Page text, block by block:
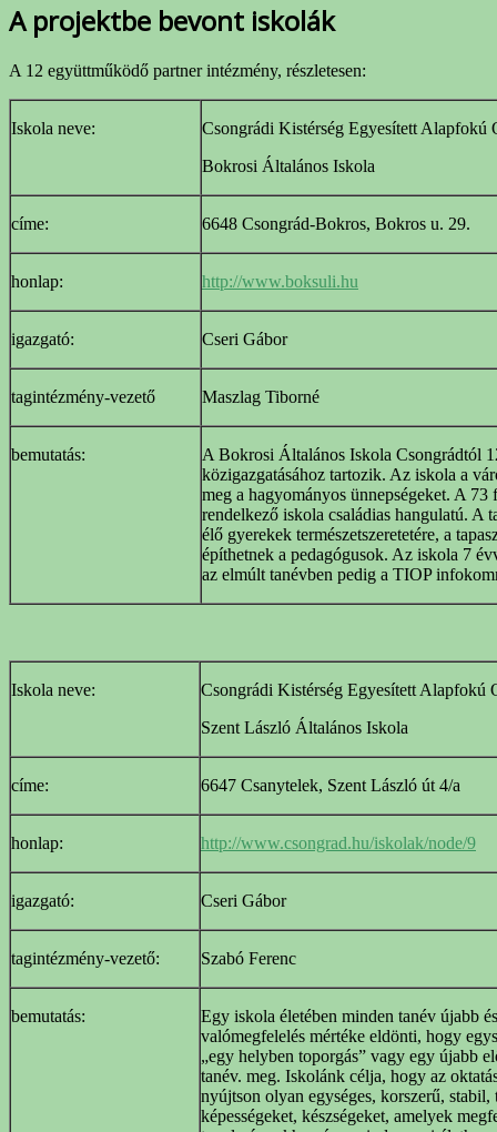
A projektbe bevont iskolák
A 12 együttműködő partner intézmény, részletesen:
Iskola neve:
Csongrádi Kistérség Egyesített Alapfokú
Bokrosi Általános Iskola
címe: 6648 Csongrád-Bokros, Bokros u. 29.
honlap: http://www.boksuli.hu
igazgató: Cseri Gábor
tagintézmény-vezető Maszlag Tiborné
bemutatás:
A Bokrosi Általános Iskola Csongrádtól
közigazgatásához tartozik. Az iskola a
meg a hagyományos ünnepségeket. A
rendelkező iskola családias hangulatú.
élő gyerekek természetszeretetére, a
építhetnek a pedagógusok. Az iskola 7
az elmúlt tanévben pedig a TIOP
Iskola neve:
Csongrádi Kistérség Egyesített Alapfokú
Szent László Általános Iskola
címe: 6647 Csanytelek, Szent László út 4/a
honlap: http://www.csongrad.hu/iskolak/node/9
igazgató: Cseri Gábor
tagintézmény-vezető: Szabó Ferenc
bemutatás:
Egy iskola életében minden tanév újabb
valómegfelelés mértéke eldönti, hogy
„egy helyben toporgás” vagy egy újabb
tanév. meg. Iskolánk célja, hogy az
nyújtson olyan egységes, korszerű,
képességeket, készségeket, amelyek